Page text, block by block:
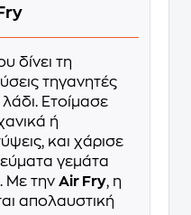
δίνει τη
τηγανητές
Ετοίμασε
ή
και χάρισε
γεμάτα
Με την Air Fry, η
απολαυστική